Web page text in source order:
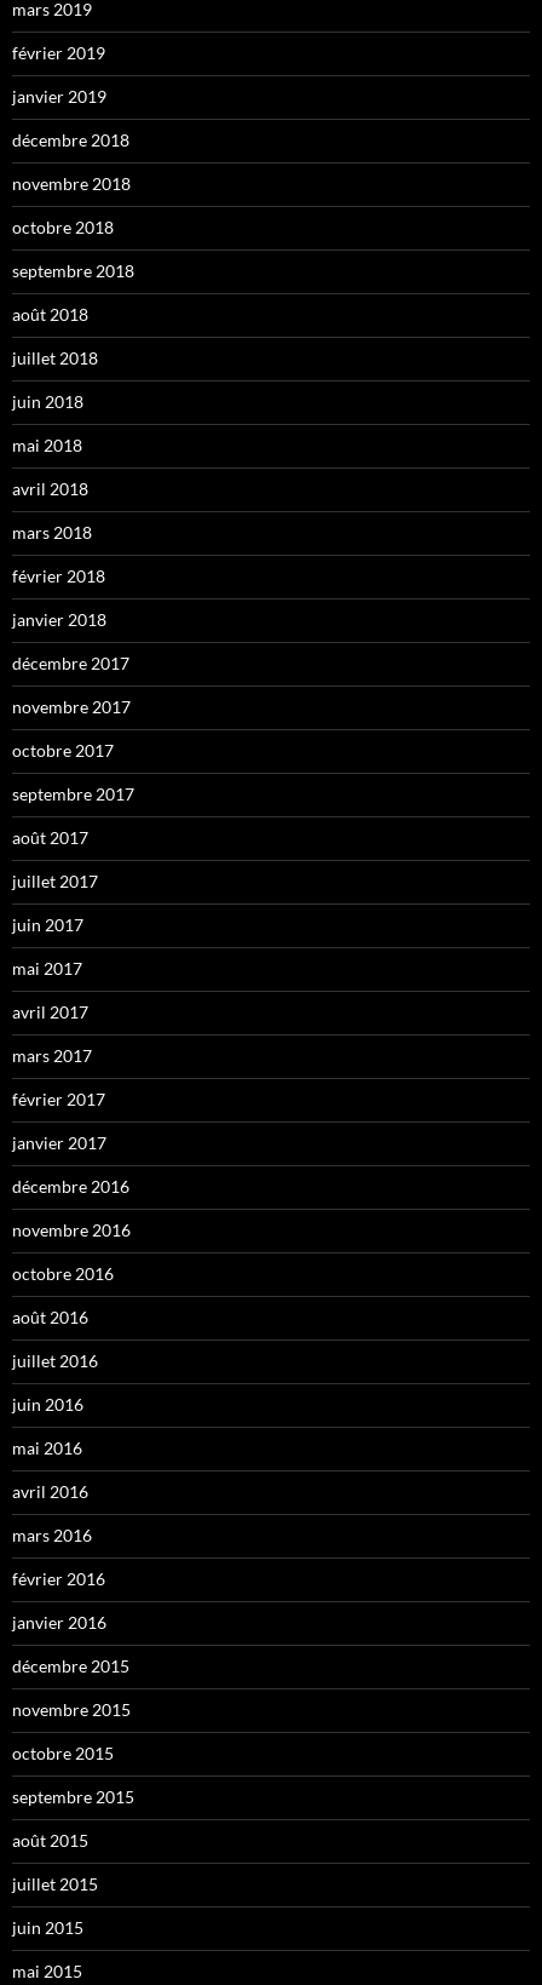
mars 2019
février 2019
janvier 2019
décembre 2018
novembre 2018
octobre 2018
septembre 2018
août 2018
juillet 2018
juin 2018
mai 2018
avril 2018
mars 2018
février 2018
janvier 2018
décembre 2017
novembre 2017
octobre 2017
septembre 2017
août 2017
juillet 2017
juin 2017
mai 2017
avril 2017
mars 2017
février 2017
janvier 2017
décembre 2016
novembre 2016
octobre 2016
août 2016
juillet 2016
juin 2016
mai 2016
avril 2016
mars 2016
février 2016
janvier 2016
décembre 2015
novembre 2015
octobre 2015
septembre 2015
août 2015
juillet 2015
juin 2015
mai 2015